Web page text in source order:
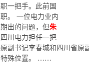
一把手。此前国
。 一位电力业内
出的问题，但朱
川电力担任一把
副书记李春城和四川省原
特殊位置。 ……